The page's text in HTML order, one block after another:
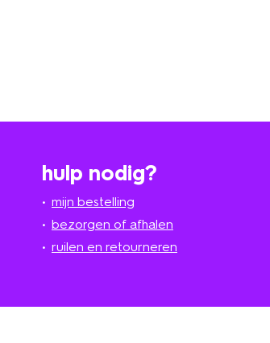
hulp nodig?
mijn bestelling
bezorgen of afhalen
ruilen en retourneren